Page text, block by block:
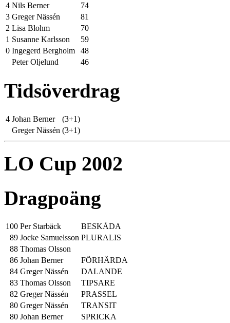
4 Nils Berner
74
3 Greger Nässén
81
2 Lisa Blohm
70
1 Susanne Karlsson
59
0 Ingegerd Bergholm
48
Peter Oljelund
46
Tidsöverdrag
4 Johan Berner
(3+1)
Greger Nässén (3+1)
LO Cup 2002
Dragpoäng
100 Per Starbäck
BESKÅDA
89 Jocke Samuelsson PLURALIS
88 Thomas Olsson
86 Johan Berner
FÖRHÄRDA
84 Greger Nässén
DALANDE
83 Thomas Olsson
TIPSARE
82 Greger Nässén
PRASSEL
80 Greger Nässén
TRANSIT
80 Johan Berner
SPRICKA